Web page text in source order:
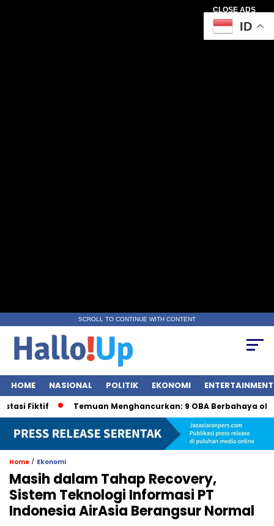
CLOSE ADS
SCROLL TO CONTINUE WITH CONTENT
HOME NASIONAL POLITIK EKONOMI ENTERTAINMENT
Temuan Menghancurkan: 9 OBA Berbahaya oleh BPOM
Home / Ekonomi
Masih dalam Tahap Recovery,
Sistem Teknologi Informasi PT
Indonesia AirAsia Berangsur Normal
ID